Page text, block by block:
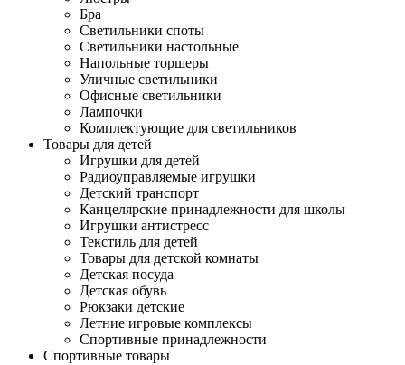
Бра
Светильники споты
Светильники настольные
Напольные торшеры
Уличные светильники
Офисные светильники
Лампочки
Комплектующие для светильников
Товары для детей
Игрушки для детей
Радиоуправляемые игрушки
Детский транспорт
Канцелярские принадлежности для школы
Игрушки антистресс
Текстиль для детей
Товары для детской комнаты
Детская посуда
Детская обувь
Рюкзаки детские
Летние игровые комплексы
Спортивные принадлежности
Спортивные товары